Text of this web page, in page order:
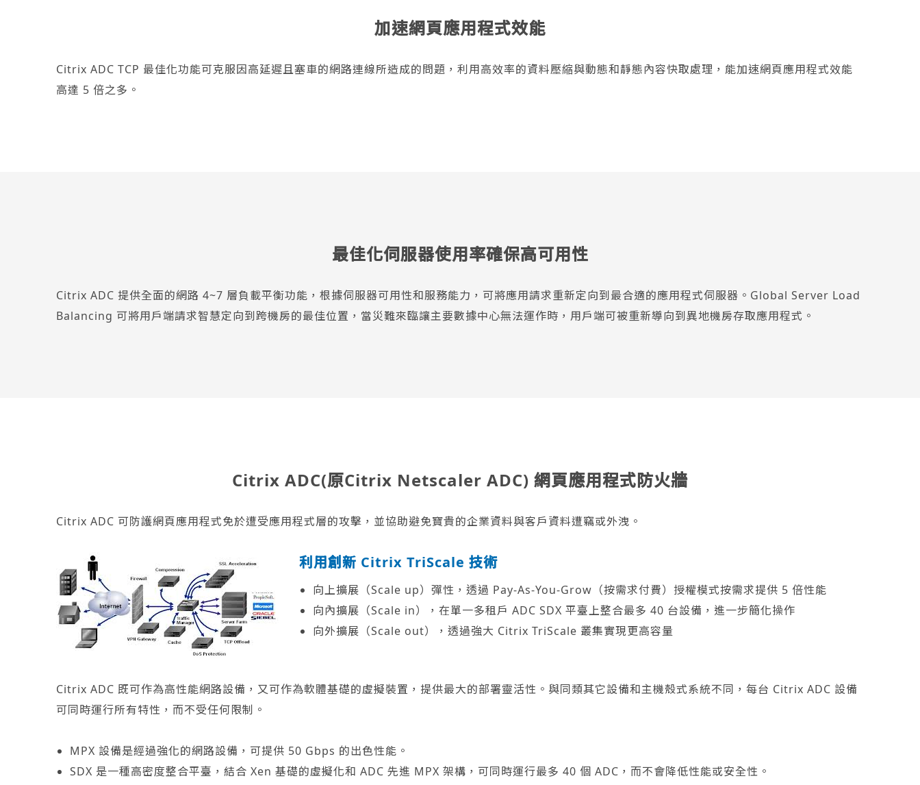
加速網頁應用程式效能
Citrix ADC TCP 最佳化功能可克服因高延遲且塞車的網路連線所造成的問題，利用高效率的資料壓縮與動態和靜態內容快取處理，能加速網頁應用程式效能
高達 5 倍之多。
最佳化伺服器使用率確保高可用性
Citrix ADC 提供全面的網路 4~7 層負載平衡功能，根據伺服器可用性和服務能力，可將應用請求重新定向到最合適的應用程式伺服器。Global Server Load
Balancing 可將用戶端請求智慧定向到跨機房的最佳位置，當災難來臨讓主要數據中心無法運作時，用戶端可被重新導向到異地機房存取應用程式。
Citrix ADC(原Citrix Netscaler ADC) 網頁應用程式防火牆
Citrix ADC 可防護網頁應用程式免於遭受應用程式層的攻擊，並協助避免寶貴的企業資料與客戶資料遭竊或外洩。
利用創新 Citrix TriScale 技術
向上擴展（Scale up）彈性，透過 Pay-As-You-Grow（按需求付費）授權模式按需求提供 5 倍性能
向內擴展（Scale in），在單一多租戶 ADC SDX 平臺上整合最多 40 台設備，進一步簡化操作
向外擴展（Scale out），透過強大 Citrix TriScale 叢集實現更高容量
Citrix ADC 既可作為高性能網路設備，又可作為軟體基礎的虛擬裝置，提供最大的部署靈活性。與同類其它設備和主機殼式系統不同，每台 Citrix ADC 設備
可同時運行所有特性，而不受任何限制。
MPX 設備是經過強化的網路設備，可提供 50 Gbps 的出色性能。
SDX 是一種高密度整合平臺，結合 Xen 基礎的虛擬化和 ADC 先進 MPX 架構，可同時運行最多 40 個 ADC，而不會降低性能或安全性。